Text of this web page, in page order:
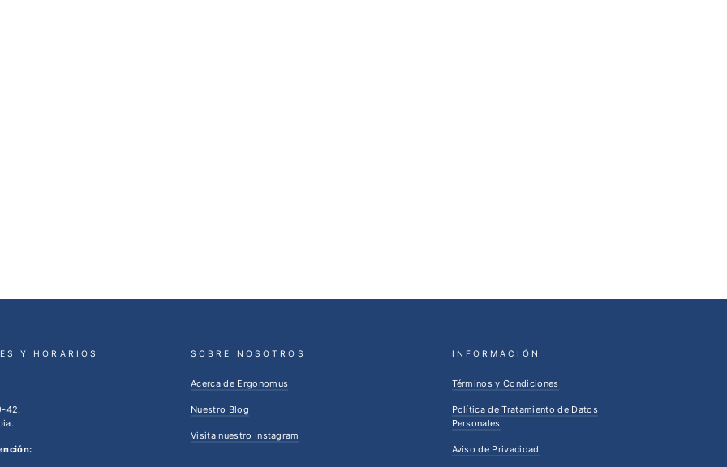
Y HORARIOS
42.
SOBRE NOSOTROS
Acerca de Ergonomus
Nuestro Blog
Visita nuestro Instagram
INFORMACIÓN
Términos y Condiciones
Política de Tratamiento de Datos
Personales
Aviso de Privacidad
Maira Mendez
Atención al Cliente y Post Venta